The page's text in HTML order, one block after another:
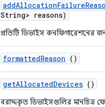
addAllocationFailure
String> reasons)
প্রতিটি ডিভাইস কনফিগারেশনের
formattedReason ()
getAllocatedDevices ()
বরাদ্দকৃত ডিভাইসগুলির মানচিত্র